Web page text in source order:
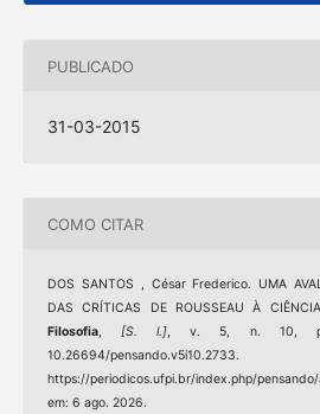
PUBLICADO
31-03-2015
COMO CITAR
DOS SANTOS , César Frederico. UMA
DAS CRÍTICAS DE ROUSSEAU À
Filosofia,[S. l.], v. 5, n. 10, p.
10.26694/
https://periodicos.ufpi.br/index.php/
em: 6 ago. 2026.